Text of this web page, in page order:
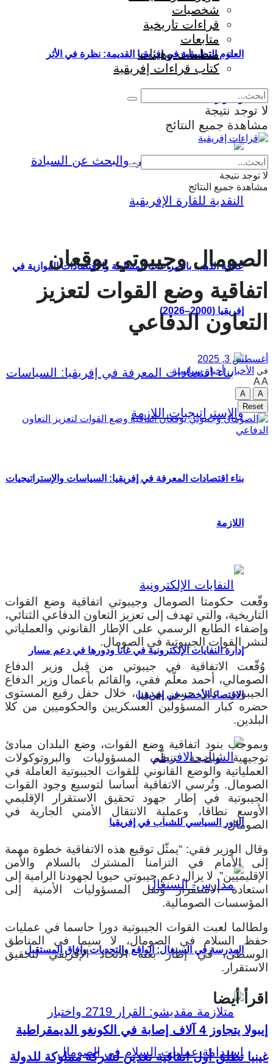
العلوم التطبيقية في إفريقيا القديمة: نظرة في الأثر
والمؤثرات
علاقة الذهب بالصراعات المسلحة والاقتصادات الموازية في
إفريقيا (2000–2026)
بناء اقتصادات المعرفة في إفريقيا: السياسات والإستراتيجيات
اللازمة
إدارة النفايات الإلكترونية في غانا ودورها في دعم مسار
الاقتصاد الأخضر في إفريقيا
الدور السياسي للشباب في إفريقيا
المدرسة في السنغال: الواقع والتحديات وآفاق المستقبل
شخصيات
قراءات تاريخية
متابعات
منظمات وهيئات
كتاب قراءات إفريقية
لا توجد نتيجة
مشاهدة جميع النتائج
لا توجد نتيجة
مشاهدة جميع النتائج
الصومال وجيبوتي يوقعان
اتفاقية وضع القوات لتعزيز
التعاون الدفاعي
أغسطس 3, 2025
في الأخبار ,أخبار سياسية
AA
A
A
Reset
وقّعت حكومتا الصومال وجيبوتي اتفاقية وضع القوات
التاريخية، والتي تهدف إلى تعزيز التعاون الدفاعي الثنائي،
وإضفاء الطابع الرسمي على الإطار القانوني والعملياتي
لنشر القوات الجيبوتية في الصومال.
وُقّعت الاتفاقية في جيبوتي من قِبل وزير الدفاع
الصومالي، أحمد معلّم فقي، والقائم بأعمال وزير الدفاع
الجيبوتي، علي حسن بهدون، خلال حفل رفيع المستوى
حضره كبار المسؤولين العسكريين والحكوميين من كلا
البلدين.
وبموجب بنود اتفاقية وضع القوات، وضع البلدان مبادئ
توجيهية واضحة تنظّم المسؤوليات والبروتوكولات
العملياتية والوضع القانوني للقوات الجيبوتية العاملة في
الصومال. وتُرسي الاتفاقية أساسا لتوسيع وجود القوات
الجيبوتية في إطار جهود تحقيق الاستقرار الإقليمي
الأوسع نطاقا، وعملية الانتقال الأمني الجارية في
الصومال.
وقال الوزير فقي: “يمثّل توقيع هذه الاتفاقية خطوة مهمة
إلى الأمام في التزامنا المشترك بالسلام والأمن
الإقليميين”. لا يزال دعم جيبوتي حيويا لجهودنا الرامية إلى
استعادة الاستقرار ونقل المسؤوليات الأمنية إلى
المؤسسات الصومالية.
ولطالما لعبت القوات الجيبوتية دورا حاسما في عمليات
حفظ السلام في الصومال، لا سيما في المناطق
الوسطى، في إطار بعثة الاتحاد الإفريقي لتحقيق
الاستقرار.
اقرأ أيضا
إيبولا يتجاوز 4 آلاف إصابة في الكونغو الديمقراطية
غينيا تطلق أول اتفاقية تعدين لشركة مملوكة للدولة